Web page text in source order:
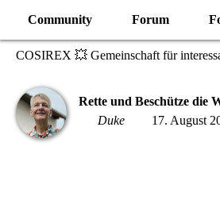
Community Forum
COSIREX 💥 Gemeinschaft für
Rette und Beschütze die
Duke
17. August